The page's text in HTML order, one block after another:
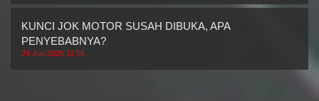
KUNCI JOK MOTOR SUSAH DIBUKA, APA
PENYEBABNYA?
24 Jun 2026 11:55